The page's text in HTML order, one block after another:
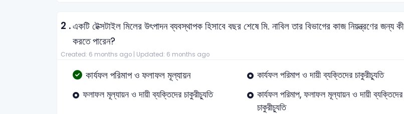
2 .একটি টেক্সটাইল মিলের উৎপাদন ব্যবস্থাপক হিসাবে বছর শেষে মি. নাবিল তার বিভাগের কাজ নিয়ন্ত্রণের জন্য কী
করতে পারেন?
Created: 6 months ago | Updated: 6 months ago
কার্যফল পরিমাপ ও ফলাফল মূল্যায়ন
কার্যফল পরিমাপ ও দায়ী ব্যক্তিদের চাকুরীচ্যুতি
ফলাফল মূল্যায়ন ও দায়ী ব্যক্তিদের চাকুরীচ্যুতি
কার্যফল পরিমাপ, ফলাফল মূল্যায়ন ও দায়ী ব্যক্তিদের
চাকুরীচ্যুতি